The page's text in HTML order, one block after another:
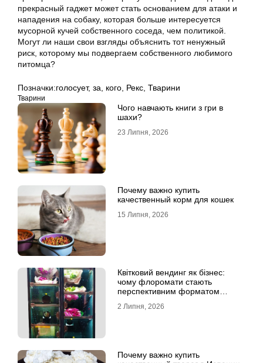
прекрасный гаджет может стать основанием для атаки и
нападения на собаку, которая больше интересуется
мусорной кучей собственного соседа, чем политикой.
Могут ли наши свои взгляды объяснить тот ненужный
риск, которому мы подвергаем собственного любимого
питомца?
Позначки:голосует, за кого Рекс Тварини
Тварини
Чого навчають книги з гри в
шахи?
23 Липня, 2026
Почему важно купить
качественный корм для кошек
15 Липня, 2026
Квітковий вендинг як бізнес:
чому флоромати стають
перспективним форматом
2 Липня, 2026
Почему важно купить